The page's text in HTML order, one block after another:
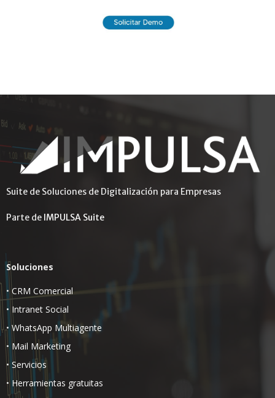
Suite de Soluciones de Digitalización para Empresas
Parte de IMPULSA Suite
Soluciones
•CRM Comercial
• Intranet Social
• WhatsApp Multiagente
• Mail Marketing
• Servicios
• Herramientas gratuitas